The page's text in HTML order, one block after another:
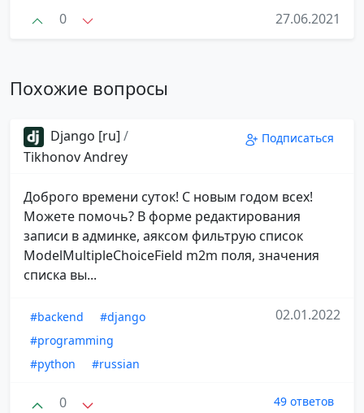
0 27.06.2021
Похожие вопросы
Django [ru] /
Tikhonov Andrey
Подписаться
Доброго времени суток! С новым годом всех!
Можете помочь? В форме редактирования
записи в админке, аяксом фильтрую список
ModelMultipleChoiceField m2m поля, значения
списка вы...
#backend
#django
#programming
#python
#russian
02.01.2022
0 49 ответов